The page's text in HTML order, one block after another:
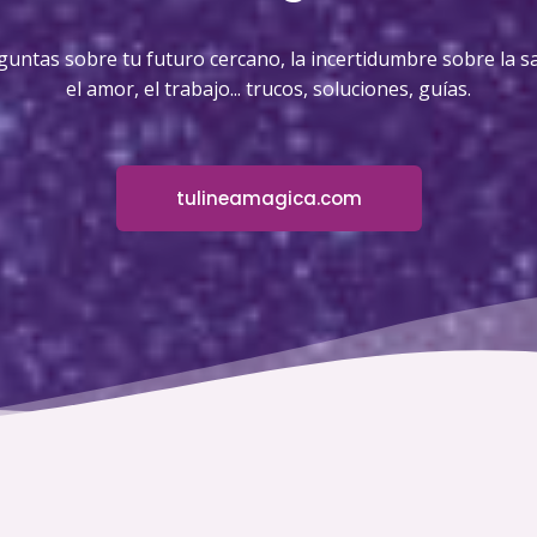
sobre tu futuro cercano, la incertidumbre sobre la
el amor, el trabajo... trucos, soluciones, guías.
tulineamagica.com